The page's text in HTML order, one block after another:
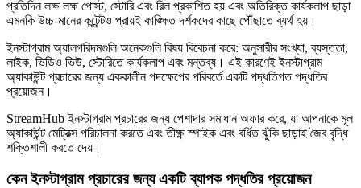
প্রতিদিন লক্ষ লক্ষ পোস্ট, স্টোরি এবং রিল প্রকাশিত হয় এবং অতিরিক্ত কার্যকলাপ ছাড়া
এমনকি উচ্চ-মানের কন্টেন্টও প্রায়ই কাঙ্ক্ষিত দর্শকদের কাছে পৌঁছাতে ব্যর্থ হয়।
ইনস্টাগ্রাম অ্যালগরিদমগুলি অনেকগুলি বিষয় বিবেচনা করে: অনুসারীর সংখ্যা, ব্যস্ততা,
লাইক, ভিডিও ভিউ, স্টোরিতে কার্যকলাপ এবং মন্তব্য। এই কারণেই ইনস্টাগ্রাম
অ্যাকাউন্ট প্রচারের জন্য এককালীন পদক্ষেপের পরিবর্তে একটি পদ্ধতিগত পদ্ধতির
প্রয়োজন।
StreamHub ইনস্টাগ্রাম প্রচারের জন্য পেশাদার সমাধান অফার করে, যা আপনাকে মূল
অ্যাকাউন্ট মেট্রিক্স পরিচালনা করতে এবং তীক্ষ্ণ স্পাইক এবং বর্ধিত ঝুঁকি ছাড়াই জৈব বৃদ্ধি
শক্তিশালী করতে দেয়।
কেন ইনস্টাগ্রাম প্রচারের জন্য একটি ব্যাপক পদ্ধতির প্রয়োজন